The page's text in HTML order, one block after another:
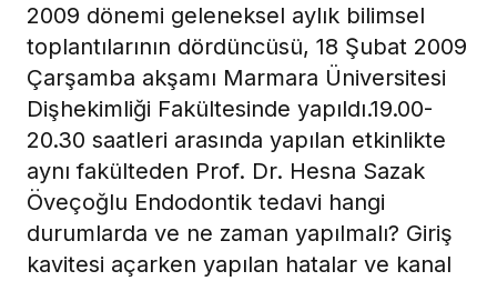
2009 dönemi geleneksel aylık bilimsel
toplantılarının dördüncüsü, 18 Şubat 2009
Çarşamba akşamı Marmara Üniversitesi
Dişhekimliği Fakültesinde yapıldı.19.00-
20.30 saatleri arasında yapılan etkinlikte
aynı fakülteden Prof. Dr. Hesna Sazak
Öveçoğlu Endodontik tedavi hangi
durumlarda ve ne zaman yapılmalı? Giriş
kavitesi açarken yapılan hatalar ve kanal